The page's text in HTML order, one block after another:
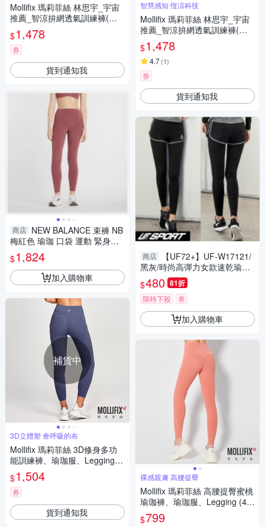
Mollifix 瑪莉菲絲 林思宇_宇宙
推薦_智涼拚網透氣訓練褲(水
墨綠)、瑜珈服、Legging
$1,478
券
貨到通知我
商店 NEW BALANCE 束褲 NB
梅紅色 瑜珈 口袋 運動 緊身褲
女 WP51268WAD
$1,824
加入購物車
補貨中
3D立體塑 會呼吸的布
Mollifix 瑪莉菲絲 3D修身多功
能訓練褲、瑜珈服、Legging
(鳶尾紫)
$1,504
券
貨到通知我
智慧感知 恆涼科技
Mollifix 瑪莉菲絲 林思宇_宇宙
推薦_智涼拚網透氣訓練褲(鳶
尾紫)、瑜珈服、Legging
$1,478
4.7(1)
券
貨到通知我
商店
【UF72+】UF-W17121/
黑灰/時尚高彈力女款速乾瑜珈
輕壓假兩件運動褲
$480 81折
限時下殺 券
加入購物車
裸感親膚 高腰提臀
Mollifix 瑪莉菲絲 高腰提臀蜜桃
瑜珈褲、瑜珈服、Legging (4色
任選) 暢貨出清
$799